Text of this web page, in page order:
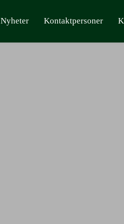
Nyheter Kontaktpersoner